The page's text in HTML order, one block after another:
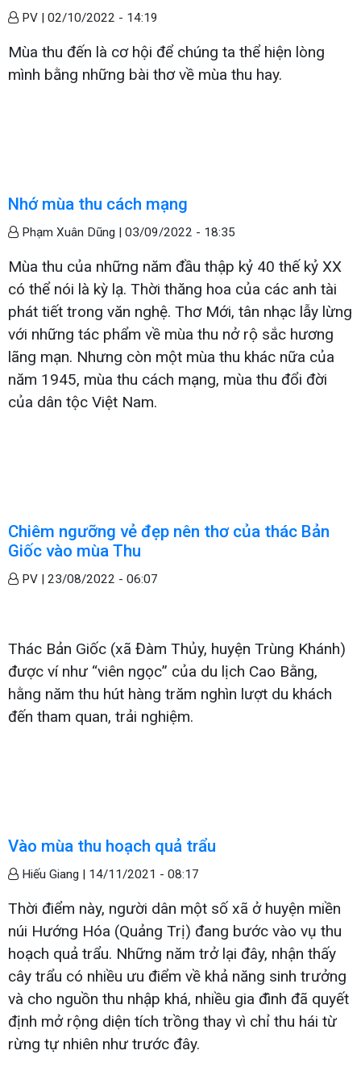
PV | 02/10/2022 - 14:19
Mùa thu đến là cơ hội để chúng ta thể hiện lòng
mình bằng những bài thơ về mùa thu hay.
Nhớ mùa thu cách mạng
Phạm Xuân Dũng | 03/09/2022 - 18:35
Mùa thu của những năm đầu thập kỷ 40 thế kỷ XX
có thể nói là kỳ lạ. Thời thăng hoa của các anh tài
phát tiết trong văn nghệ. Thơ Mới, tân nhạc lẫy lừng
với những tác phẩm về mùa thu nở rộ sắc hương
lãng mạn. Nhưng còn một mùa thu khác nữa của
năm 1945, mùa thu cách mạng, mùa thu đổi đời
của dân tộc Việt Nam.
Chiêm ngưỡng vẻ đẹp nên thơ của thác Bản
Giốc vào mùa Thu
PV | 23/08/2022 - 06:07
Thác Bản Giốc (xã Đàm Thủy, huyện Trùng Khánh)
được ví như “viên ngọc” của du lịch Cao Bằng,
hằng năm thu hút hàng trăm nghìn lượt du khách
đến tham quan, trải nghiệm.
Vào mùa thu hoạch quả trẩu
Hiếu Giang | 14/11/2021 - 08:17
Thời điểm này, người dân một số xã ở huyện miền
núi Hướng Hóa (Quảng Trị) đang bước vào vụ thu
hoạch quả trẩu. Những năm trở lại đây, nhận thấy
cây trẩu có nhiều ưu điểm về khả năng sinh trưởng
và cho nguồn thu nhập khá, nhiều gia đình đã quyết
định mở rộng diện tích trồng thay vì chỉ thu hái từ
rừng tự nhiên như trước đây.